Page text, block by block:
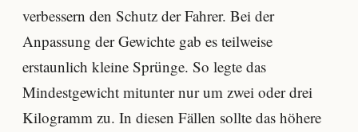
verbessern den Schutz der Fahrer. Bei der
Anpassung der Gewichte gab es teilweise
erstaunlich kleine Sprünge. So legte das
Mindestgewicht mitunter nur um zwei oder drei
Kilogramm zu. In diesen Fällen sollte das höhere